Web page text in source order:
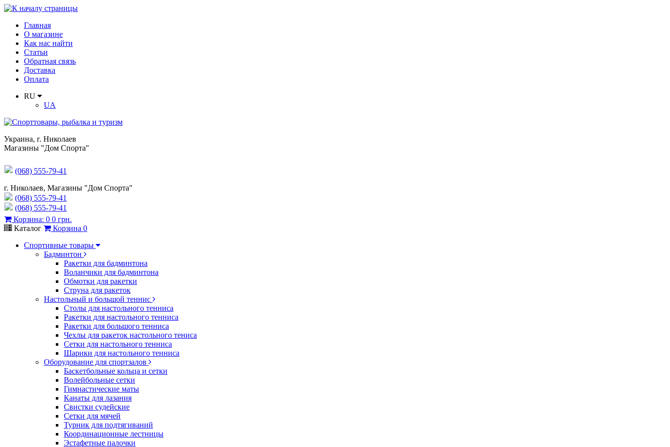
Главная
О магазине
Как нас найти
Статьи
Обратная связь
Доставка
Оплата
RU
UA
Украина, г. Николаев
Магазины "Дом Спорта"
(068) 555-79-41
г. Николаев, Магазины "Дом Спорта"
(068) 555-79-41
(068) 555-79-41
Корзина: 0 0 грн.
Каталог
Корзина 0
Спортивные товары
Бадминтон
Ракетки для бадминтона
Воланчики для бадминтона
Обмотки для ракетки
Струна для ракеток
Настольный и большой теннис
Столы для настольного тенниса
Ракетки для настольного тенниса
Ракетки для большого тенниса
Чехлы для ракеток настольного тениса
Сетки для настольного тенниса
Шарики для настольного тенниса
Оборудование для спортзалов
Баскетбольные кольца и сетки
Волейбольные сетки
Гимнастические маты
Канаты для лазания
Свистки судейские
Сетки для мячей
Турник для подтягиваний
Координационные лестницы
Эстафетные палочки